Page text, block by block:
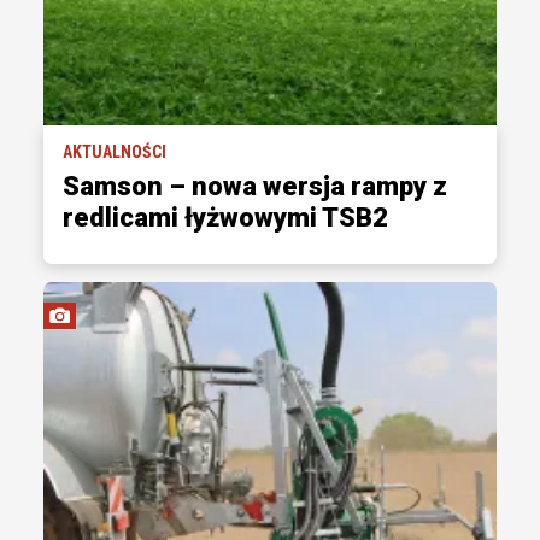
AKTUALNOŚCI
Samson – nowa wersja rampy z
redlicami łyżwowymi TSB2